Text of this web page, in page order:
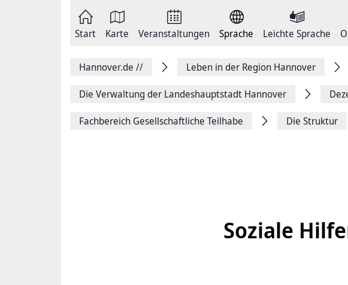
Start Karte Veranstaltungen Sprache Leichte Sprache
Hannover.de // Leben in der Region Hannover
Die Verwaltung der Landeshauptstadt Hannover
Fachbereich Gesellschaftliche Teilhabe Die Struktur
Soziale